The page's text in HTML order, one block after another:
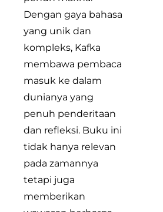
Dengan gaya bahasa
yang unik dan
kompleks, Kafka
membawa pembaca
masuk ke dalam
dunianya yang
penuh penderitaan
dan refleksi. Buku ini
tidak hanya relevan
pada zamannya
tetapi juga
memberikan